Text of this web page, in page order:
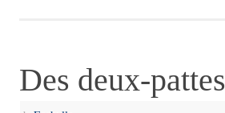
Des deux-pattes